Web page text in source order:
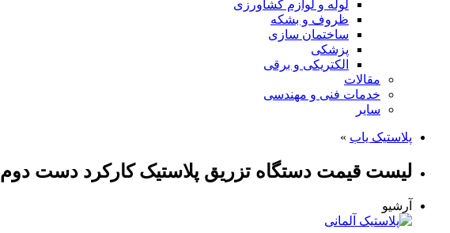
لوله و لوازم کشاورزی
ظروف و بشکه
ساختمان سازی
پزشکی
الکتریکی و برقی
مقالات
خدمات فنی و مهندسی
سایر
پلاستیک یاب »
لیست قیمت دستگاه تزریق پلاستیک کارکرد دست دوم
آرشیو